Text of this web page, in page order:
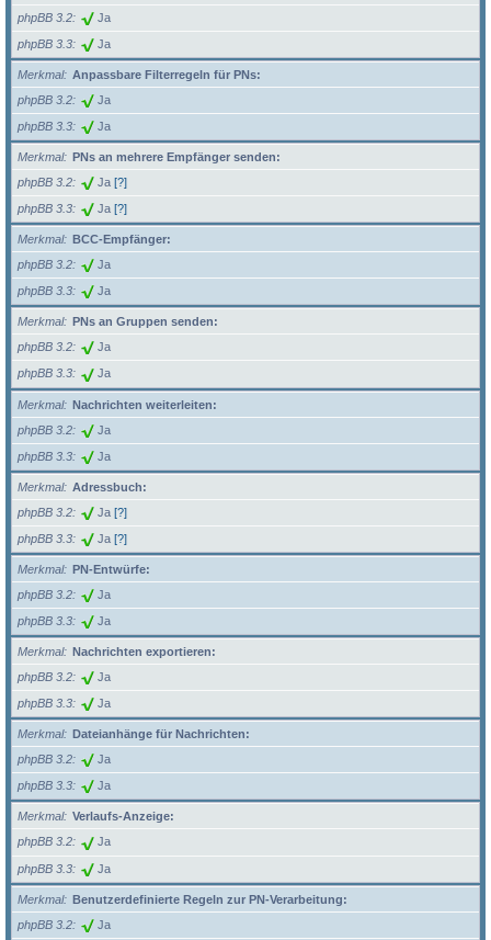
phpBB 3.2
Ja
phpBB 3.3 Ja
Merkmal
Anpassbare Filterregeln für PNs:
phpBB 3.2
Ja
phpBB 3.3 Ja
Merkmal
PNs an mehrere Empfänger senden:
phpBB 3.2
Ja [?]
phpBB 3.3 Ja [?]
Merkmal
BCC-Empfänger:
phpBB 3.2
Ja
phpBB 3.3 Ja
Merkmal
PNs an Gruppen senden:
phpBB 3.2
Ja
phpBB 3.3 Ja
Merkmal
Nachrichten weiterleiten:
phpBB 3.2
Ja
phpBB 3.3 Ja
Merkmal
Adressbuch:
phpBB 3.2
Ja [?]
phpBB 3.3 Ja [?]
Merkmal
PN-Entwürfe:
phpBB 3.2
Ja
phpBB 3.3 Ja
Merkmal
Nachrichten exportieren:
phpBB 3.2
Ja
phpBB 3.3 Ja
Merkmal
Dateianhänge für Nachrichten:
phpBB 3.2
Ja
phpBB 3.3 Ja
Merkmal
Verlaufs-Anzeige:
phpBB 3.2
Ja
phpBB 3.3 Ja
Merkmal
Benutzerdefinierte Regeln zur PN-Verarbeitung:
phpBB 3.2
Ja